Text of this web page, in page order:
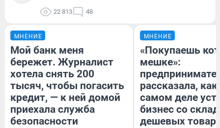
22 813 48
МНЕНИЕ
Мой банк меня
бережет. Журналист
хотела снять 200
тысяч, чтобы погасить
кредит, — к ней домой
приехала служба
безопасности
МНЕНИЕ
«Покупаешь
мешке»:
рассказала, как
самом деле
бизнес со
дешевых